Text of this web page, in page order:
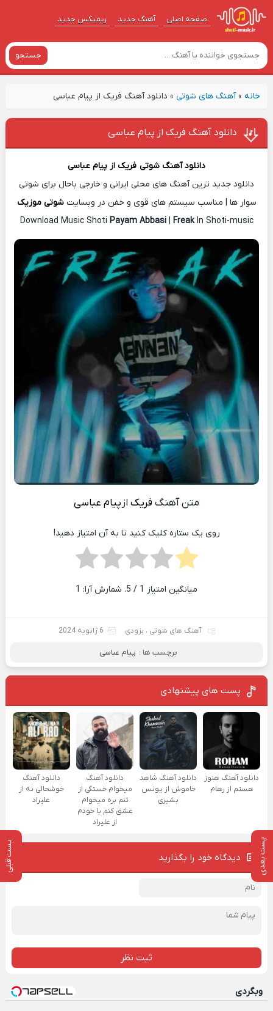
صفحه اصلی آهنگ‌ جدید ریمیکس جدید
جستجو
خانه»آهنگ های شوتی» دانلود آهنگ فریک از پیام عباسی
پست بعدی پست قبلی
دانلود آهنگ فریک از پیام عباسی
دانلود آهنگ شوتی فریک از پیام عباسی
دانلود جدید ترین آهنگ های محلی ایرانی و خارجی باحال برای شوتی
سوار ها | مناسب سیستم های قوی و خفن در وبسایتشوتی موزیک
Download Music Shoti Payam Abbasi| FreakIn Shoti-music
متن آهنگ فریک از پیام عباسی
روی یک ستاره کلیک کنید تا به آن امتیاز دهید!
میانگین امتیاز 1 / 5. شمارش آرا: 1
آهنگ های شوتی ، بزودی 6 ژانویه 2024
برچسب ها : پیام عباسی
پست های پیشنهادی
دانلود آهنگ هنوز
هستم از رهام
دانلود آهنگ شاهد
خاموش از یونس
بشیری
دانلود آهنگ
میخوام خستگی از
تنم بره میخوام
عشق کنم با خودم
از علیراد
دانلود آهنگ
خوشحالی نه از
علیراد
دیدگاه خود را بگذارید
ثبت نظر
وبگردی